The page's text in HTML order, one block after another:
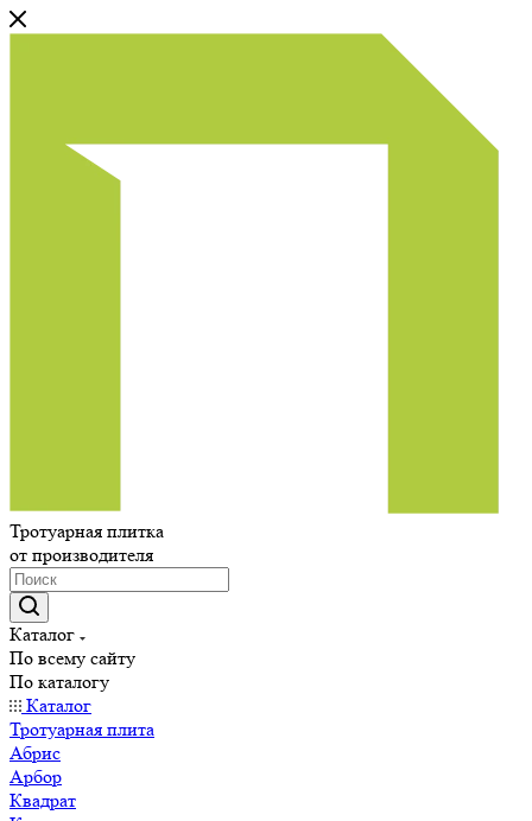
Тротуарная плитка
от производителя
Каталог
По всему сайту
По каталогу
Каталог
Тротуарная плита
Абрис
Арбор
Квадрат